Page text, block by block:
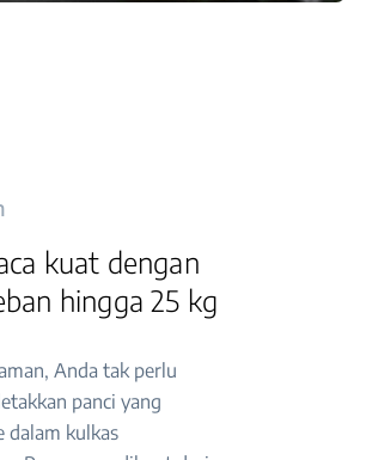
kuat dengan
hingga 25 kg
Anda tak perlu
panci yang
dalam kulkas